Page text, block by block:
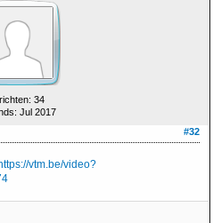
34
Jul 2017
#32
vtm.be/video?